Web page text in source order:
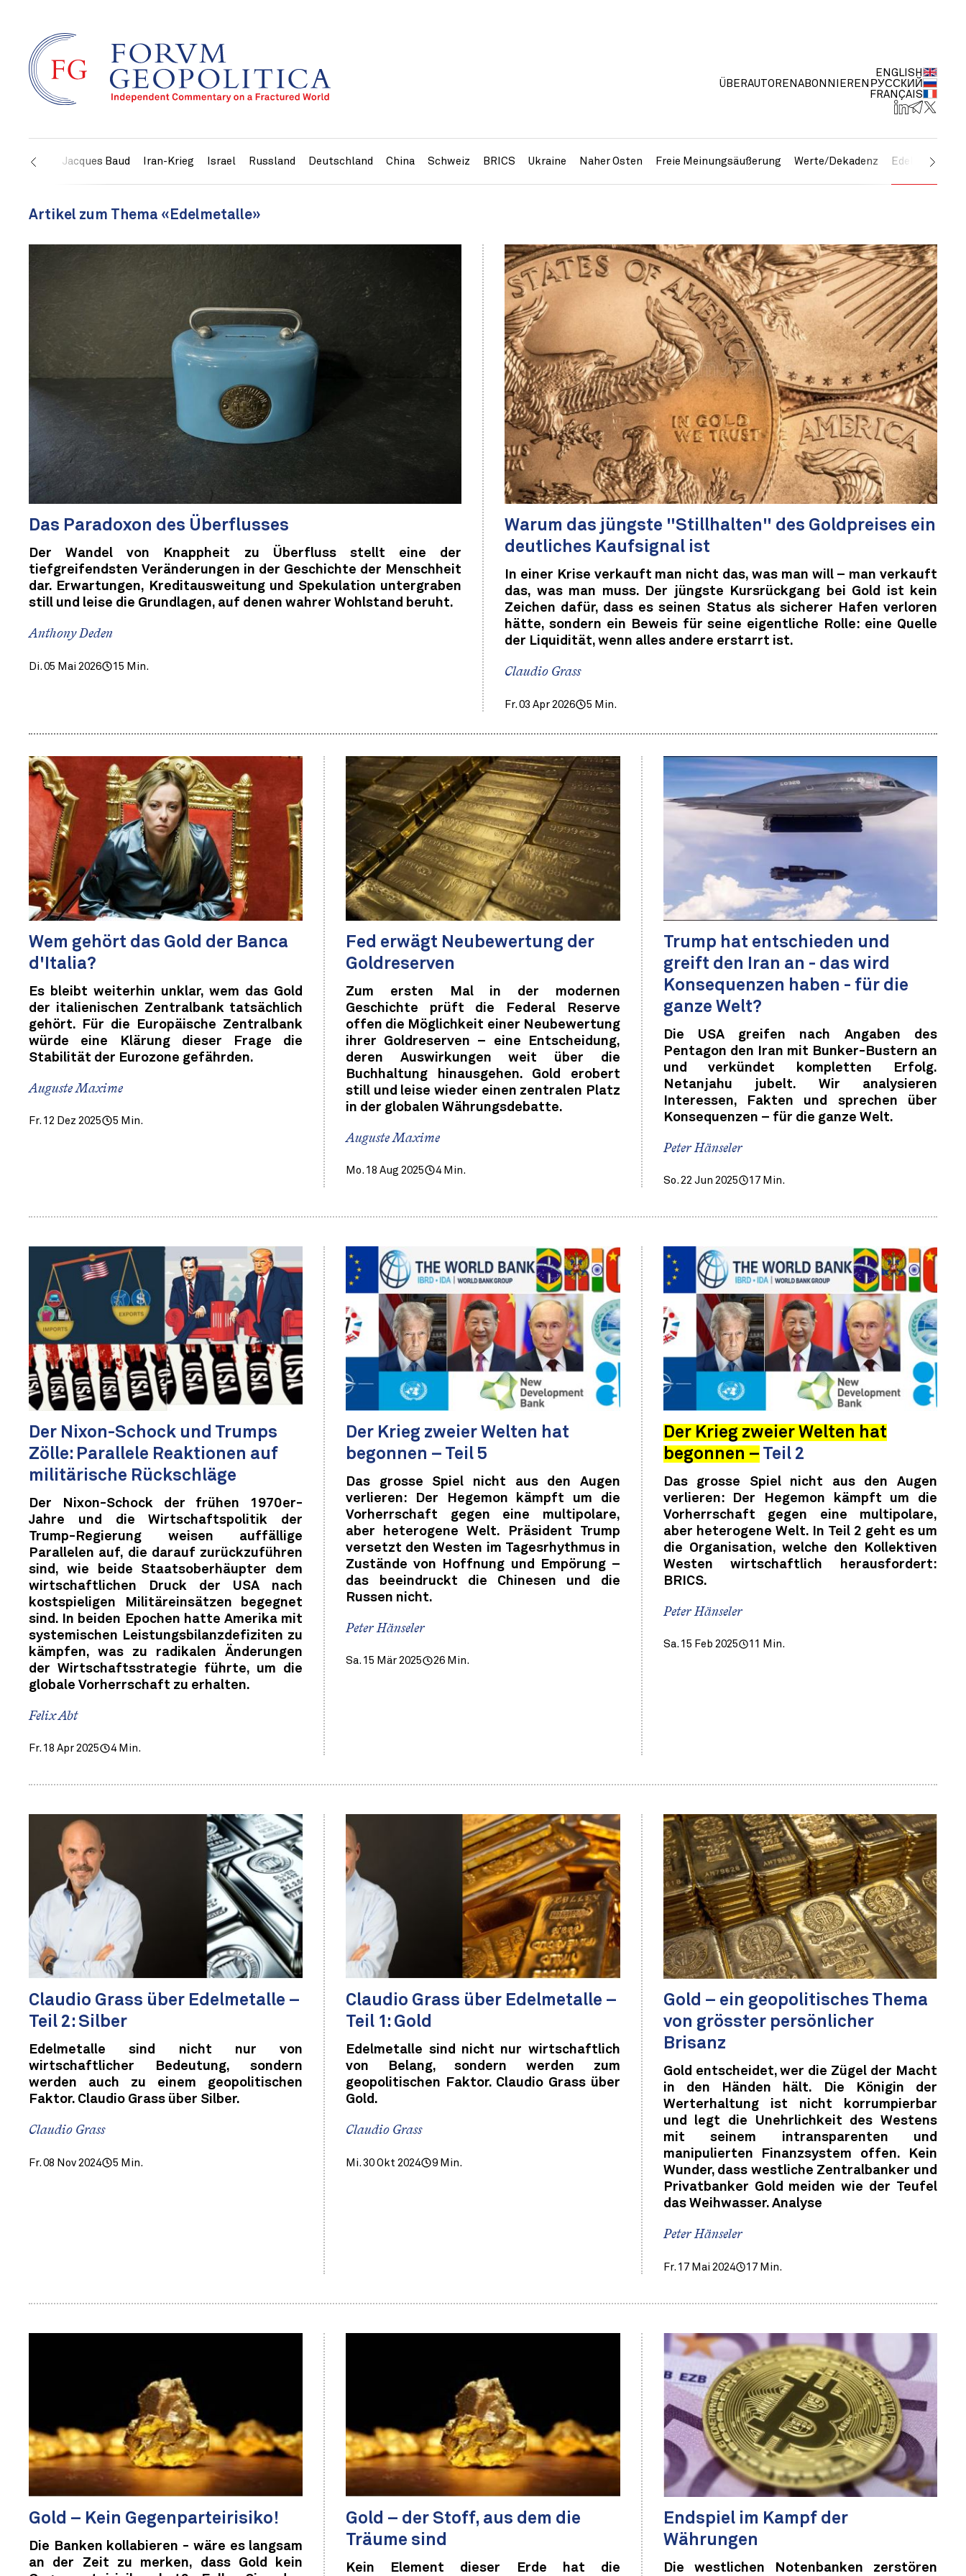
ÜBERAUTOREN ABONNIEREN
ENGLISH
РУССКИЙ
FRANÇAIS
USA Jacques Baud Iran-Krieg Israel Russland Deutschland China Schweiz BRICS Ukraine Naher Osten Freie Meinungsäußerung Werte/Dekadenz Edelmetalle
Artikel zum Thema «Edelmetalle»
Das Paradoxon des Überflusses
Der Wandel von Knappheit zu Überfluss stellt eine der
tiefgreifendsten Veränderungen in der Geschichte der Menschheit
dar. Erwartungen, Kreditausweitung und Spekulation untergraben
still und leise die Grundlagen, auf denen wahrer Wohlstand beruht.
Anthony Deden
Di. 05 Mai 2026 15 Min.
Warum das jüngste "Stillhalten" des Goldpreises ein
deutliches Kaufsignal ist
In einer Krise verkauft man nicht das, was man will – man verkauft
das, was man muss. Der jüngste Kursrückgang bei Gold ist kein
Zeichen dafür, dass es seinen Status als sicherer Hafen verloren
hätte, sondern ein Beweis für seine eigentliche Rolle: eine Quelle
der Liquidität, wenn alles andere erstarrt ist.
Claudio Grass
Fr. 03 Apr 2026 5 Min.
Wem gehört das Gold der Banca
d'Italia?
Es bleibt weiterhin unklar, wem das Gold
der italienischen Zentralbank tatsächlich
gehört. Für die Europäische Zentralbank
würde eine Klärung dieser Frage die
Stabilität der Eurozone gefährden.
Auguste Maxime
Fr. 12 Dez 2025 5 Min.
Fed erwägt Neubewertung der
Goldreserven
Zum ersten Mal in der modernen
Geschichte prüft die Federal Reserve
offen die Möglichkeit einer Neubewertung
ihrer Goldreserven – eine Entscheidung,
deren Auswirkungen weit über die
Buchhaltung hinausgehen. Gold erobert
still und leise wieder einen zentralen Platz
in der globalen Währungsdebatte.
Auguste Maxime
Mo. 18 Aug 2025 4 Min.
Trump hat entschieden und
greift den Iran an - das wird
Konsequenzen haben - für die
ganze Welt?
Die USA greifen nach Angaben des
Pentagon den Iran mit Bunker-Bustern an
und verkündet kompletten Erfolg.
Netanjahu jubelt. Wir analysieren
Interessen, Fakten und sprechen über
Konsequenzen – für die ganze Welt.
Peter Hänseler
So. 22 Jun 2025 17 Min.
Der Nixon-Schock und Trumps
Zölle: Parallele Reaktionen auf
militärische Rückschläge
Der Nixon-Schock der frühen 1970er-
Jahre und die Wirtschaftspolitik der
Trump-Regierung weisen auffällige
Parallelen auf, die darauf zurückzuführen
sind, wie beide Staatsoberhäupter dem
wirtschaftlichen Druck der USA nach
kostspieligen Militäreinsätzen begegnet
sind. In beiden Epochen hatte Amerika mit
systemischen Leistungsbilanzdefiziten zu
kämpfen, was zu radikalen Änderungen
der Wirtschaftsstrategie führte, um die
globale Vorherrschaft zu erhalten.
Felix Abt
Fr. 18 Apr 2025 4 Min.
Der Krieg zweier Welten hat
begonnen – Teil 5
Das grosse Spiel nicht aus den Augen
verlieren: Der Hegemon kämpft um die
Vorherrschaft gegen eine multipolare,
aber heterogene Welt. Präsident Trump
versetzt den Westen im Tagesrhythmus in
Zustände von Hoffnung und Empörung –
das beeindruckt die Chinesen und die
Russen nicht.
Peter Hänseler
Sa. 15 Mär 2025 26 Min.
Der Krieg zweier Welten hat
begonnen – Teil 2
Das grosse Spiel nicht aus den Augen
verlieren: Der Hegemon kämpft um die
Vorherrschaft gegen eine multipolare,
aber heterogene Welt. In Teil 2 geht es um
die Organisation, welche den Kollektiven
Westen wirtschaftlich herausfordert:
BRICS.
Peter Hänseler
Sa. 15 Feb 2025 11 Min.
Claudio Grass über Edelmetalle –
Teil 2: Silber
Edelmetalle sind nicht nur von
wirtschaftlicher Bedeutung, sondern
werden auch zu einem geopolitischen
Faktor. Claudio Grass über Silber.
Claudio Grass
Fr. 08 Nov 2024 5 Min.
Claudio Grass über Edelmetalle –
Teil 1: Gold
Edelmetalle sind nicht nur wirtschaftlich
von Belang, sondern werden zum
geopolitischen Faktor. Claudio Grass über
Gold.
Claudio Grass
Mi. 30 Okt 2024 9 Min.
Gold – ein geopolitisches Thema
von grösster persönlicher
Brisanz
Gold entscheidet, wer die Zügel der Macht
in den Händen hält. Die Königin der
Werterhaltung ist nicht korrumpierbar
und legt die Unehrlichkeit des Westens
mit seinem intransparenten und
manipulierten Finanzsystem offen. Kein
Wunder, dass westliche Zentralbanker und
Privatbanker Gold meiden wie der Teufel
das Weihwasser. Analyse
Peter Hänseler
Fr. 17 Mai 2024 17 Min.
Gold – Kein Gegenparteirisiko!
Die Banken kollabieren - wäre es langsam
an der Zeit zu merken, dass Gold kein
Gold – der Stoff, aus dem die
Träume sind
Kein Element dieser Erde hat die
Endspiel im Kampf der
Währungen
Die westlichen Notenbanken zerstören